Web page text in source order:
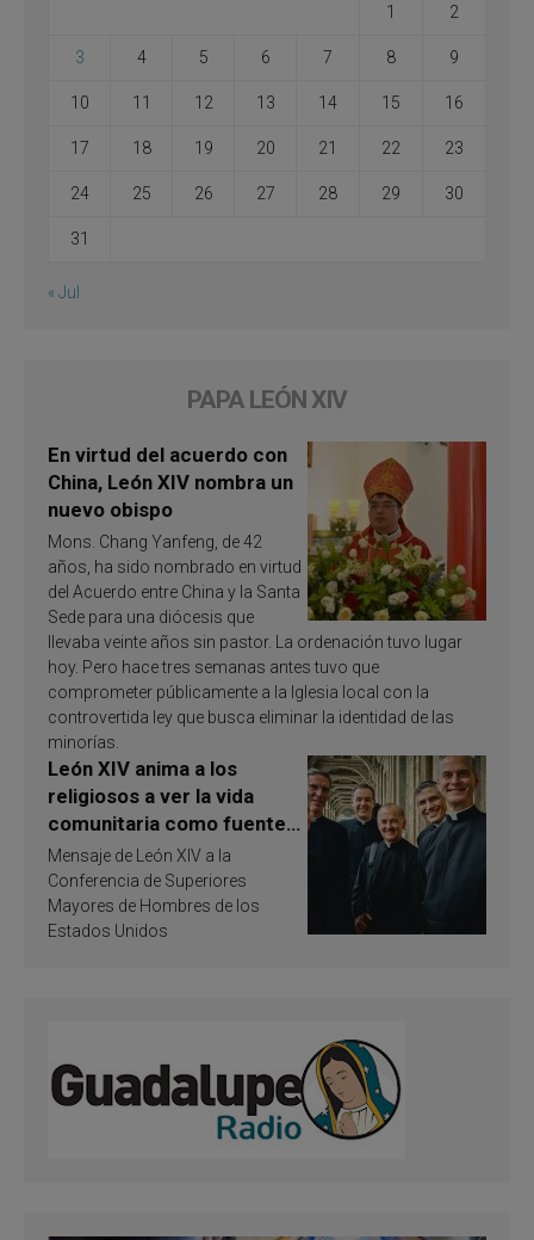
1 2
3 4 5 6 7 8 9
10 11 12 13 14 15 16
17 18 19 20 21 22 23
24 25 26 27 28 29 30
31
« Jul
PAPA LEÓN XIV
En virtud del acuerdo con
China, León XIV nombra un
nuevo obispo
Mons. Chang Yanfeng, de 42
años, ha sido nombrado en virtud
del Acuerdo entre China y la Santa
Sede para una diócesis que
llevaba veinte años sin pastor. La ordenación tuvo lugar
hoy. Pero hace tres semanas antes tuvo que
comprometer públicamente a la Iglesia local con la
controvertida ley que busca eliminar la identidad de las
minorías.
León XIV anima a los
religiosos a ver la vida
comunitaria como fuente
de inspiración y
santificación
Mensaje de León XIV a la
Conferencia de Superiores
Mayores de Hombres de los
Estados Unidos